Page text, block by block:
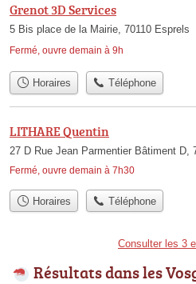
Grenot 3D Services
5 Bis place de la Mairie, 70110 Esprels
Fermé, ouvre demain à 9h
Horaires Téléphone
LITHARE Quentin
27 D Rue Jean Parmentier Bâtiment D,
Fermé, ouvre demain à 7h30
Horaires Téléphone
Consulter les 3
Résultats dans les